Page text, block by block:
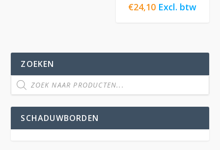
€24,10 Excl. btw
ZOEKEN
SCHADUWBORDEN